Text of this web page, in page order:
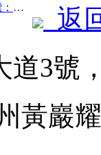
前一篇：北京城市副中心文旅新地標：頂點公園將于今年正式亮相
返
道3號
州黃